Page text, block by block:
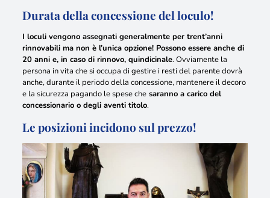
Durata della concessione del loculo!
I loculi vengono assegnati generalmente per trent’anni
rinnovabili ma non è l’unica opzione! Possono essere anche di
20 anni e, in caso di rinnovo, quindicinale. Ovviamente la
persona in vita che si occupa di gestire i resti del parente dovrà
anche, durante il periodo della concessione, mantenere il decoro
e la sicurezza pagando le spese chesaranno a carico del
concessionario o degli aventi titolo.
Le posizioni incidono sul prezzo!